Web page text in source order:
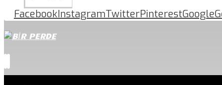
FacebookInstagramTwitterPinterestGoogle